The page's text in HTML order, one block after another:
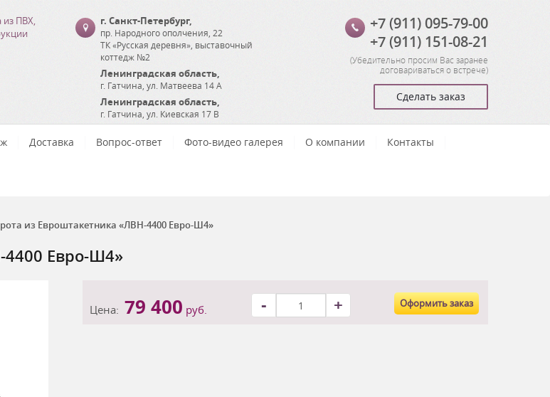
из ПВХ,
г. Санкт-Петербург,
пр. Народного ополчения, 22
ТК «Русская деревня», выставочный
коттедж №2
Ленинградская область,
г. Гатчина ул. Матвеева 14 А
Ленинградская область,
г. Гатчина ул. Киевская 17 В
+7 (911) 095-79-00
+7 (911) 151-08-21
(Убедительно просим Вас заранее
договариваться о встрече)
Сделать заказ
Доставка Вопрос-ответ Фото-видео галерея О компании Контакты
из Евроштакетника «ЛВН-4400 Евро-Ш4»
4400 Евро-Ш4»
Цена: 79 400 руб. - + Оформить заказ